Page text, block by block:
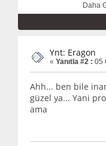
Daha
Ynt: Eragon
« Yanıtla #2 : 05
Ahh... ben bile
güzel ya... Yani
ama